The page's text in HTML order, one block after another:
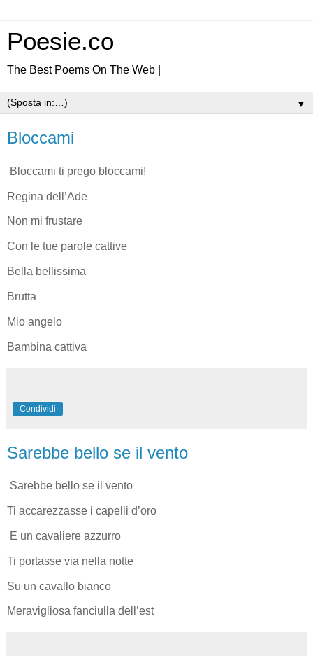
Poesie.co
The Best Poems On The Web |
▼
Bloccami
Bloccami ti prego bloccami!
Regina dell’Ade
Non mi frustare
Con le tue parole cattive
Bella bellissima
Brutta
Mio angelo
Bambina cattiva
Condividi
Sarebbe bello se il vento
Sarebbe bello se il vento
Ti accarezzasse i capelli d’oro
E un cavaliere azzurro
Ti portasse via nella notte
Su un cavallo bianco
Meravigliosa fanciulla dell’est